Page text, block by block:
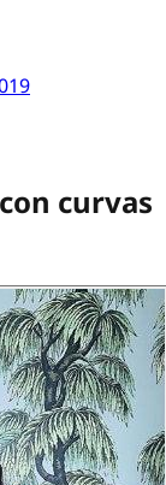
curvas